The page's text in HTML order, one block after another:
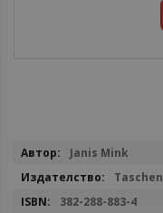
Повече
Janis Mink
Taschen
382-288-883-4